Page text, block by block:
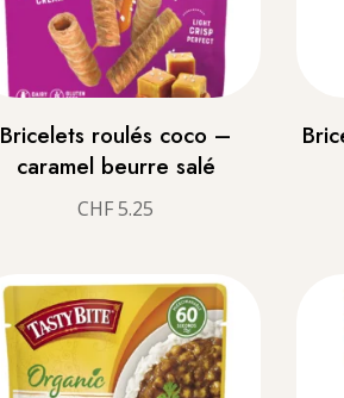
Bricelets roulés coco –
caramel beurre salé
CHF5.25